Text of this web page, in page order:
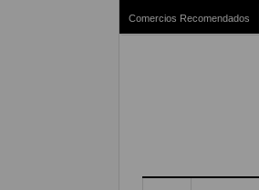
Comercios Recomendados